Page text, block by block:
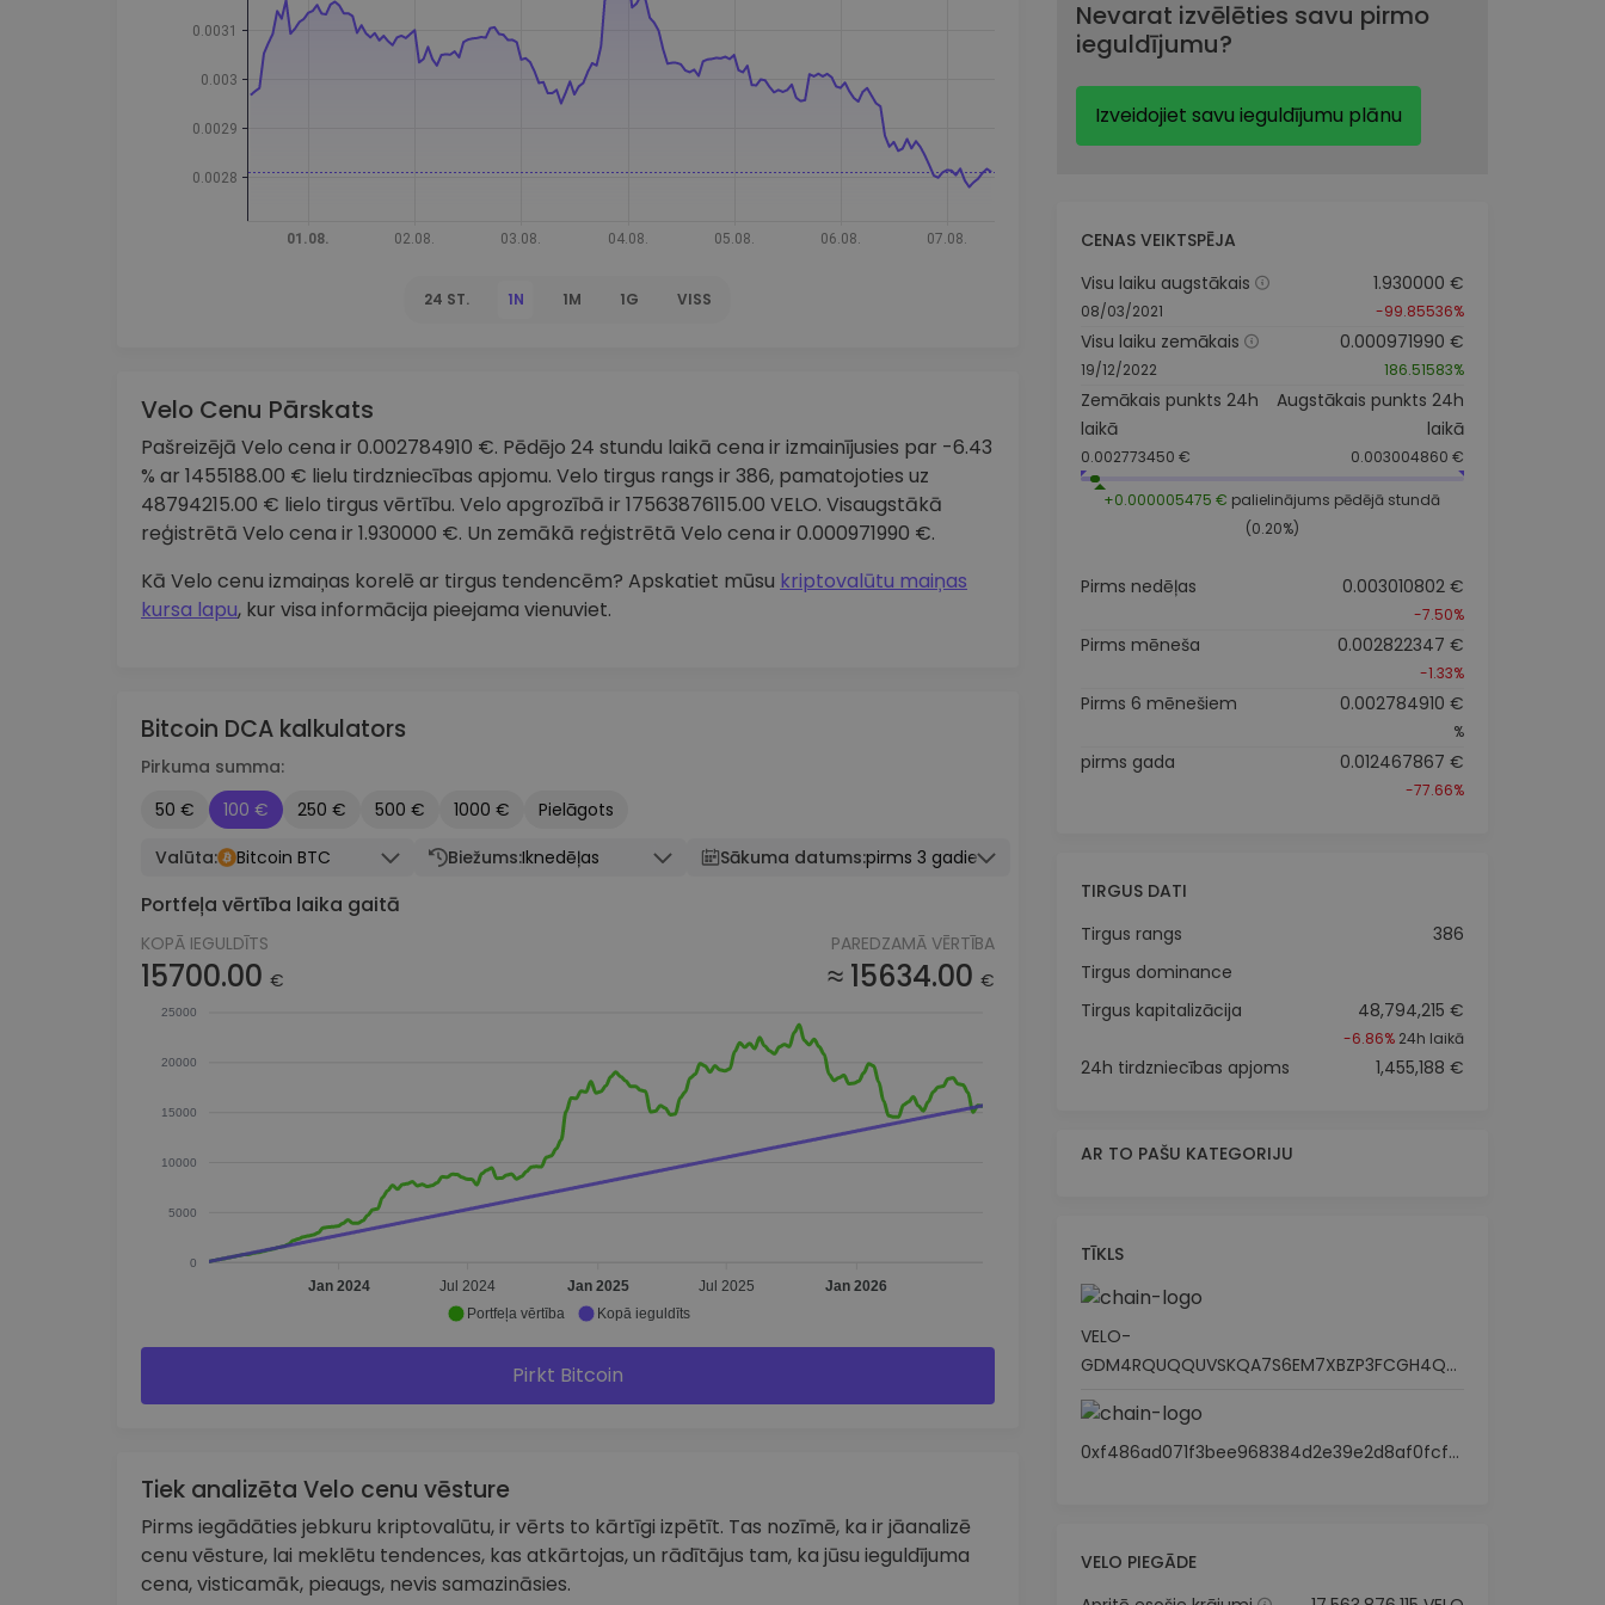
maks
Ieguldījumu palīgs
Atrodi savu kripto stratēģiju
24 ST. 1N 1M 1G VISS
Velo Cenu Pārskats
Pašreizējā Velo cena ir 0.002784910 €. Pēdējo 24 stundu laikā cena ir izmainījusies par -6.43
% ar 1455188.00 € lielu tirdzniecības apjomu. Velo tirgus rangs ir 386, pamatojoties uz
48794215.00 € lielo tirgus vērtību. Velo apgrozībā ir 17563876115.00 VELO. Visaugstākā
reģistrētā Velo cena ir 1.930000 €. Un zemākā reģistrētā Velo cena ir 0.000971990 €.
Kā Velo cenu izmaiņas korelē ar tirgus tendencēm? Apskatiet mūsu kriptovalūtu maiņas
kursa lapu, kur visa informācija pieejama vienuviet.
Bitcoin DCA kalkulators
Pirkuma summa:
50 €
100 € 250 € 500 € 1000 €
Pielāgots
Valūta:
Bitcoin BTC Biežums:Iknedēļas Sākuma datums:pirms 3 gadiem
Portfeļa vērtība laika gaitā
KOPĀ IEGULDĪTS
15700.00 €
PAREDZAMĀ VĒRTĪBA
≈ 15634.00 €
25000
20000
15000
10000
5000
0
Jan 2024 Jul 2024 Jan 2025 Jul 2025 Jan 2026
Portfeļa vērtība Kopā ieguldīts
Pirkt Bitcoin
Tiek analizēta Velo cenu vēsture
Pirms iegādāties jebkuru kriptovalūtu, ir vērts to kārtīgi izpētīt. Tas nozīmē, ka ir jāanalizē
cenu vēsture, lai meklētu tendences, kas atkārtojas, un rādītājus tam, ka jūsu ieguldījuma
cena, visticamāk, pieaugs, nevis samazināsies.
Nevarat izvēlēties savu pirmo
ieguldījumu?
Izveidojiet savu ieguldījumu plānu
CENAS VEIKTSPĒJA
Visu laiku augstākais
08/03/2021
1.930000 €
-99.85536%
Visu laiku zemākais
19/12/2022
0.000971990 €
186.51583%
Zemākais punkts 24h
laikā
0.002773450 €
Augstākais punkts 24h
laikā
0.003004860 €
+0.000005475 € palielinājums pēdējā stundā
(0.20%)
Pirms nedēļas 0.003010802 €
-7.50%
Pirms mēneša 0.002822347 €
-1.33%
Pirms 6 mēnešiem 0.002784910 €
%
pirms gada 0.012467867 €
-77.66%
TIRGUS DATI
Tirgus rangs
386
Tirgus dominance
Tirgus kapitalizācija
48,794,215 €
-6.86%24h laikā
24h tirdzniecības apjoms 1,455,188 €
AR TO PAŠU KATEGORIJU
TĪKLS
VELO-
GDM4RQUQQUVSKQA7S6EM7XBZP3FCGH4Q7CL6TABQ7B2BEJ5ERARM2M5M
0xf486ad071f3bee968384d2e39e2d8af0fcf6fd46
VELO PIEGĀDE